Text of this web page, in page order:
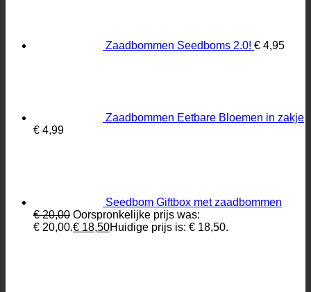
Zaadbommen Seedboms 2.0! € 4,95
Zaadbommen Eetbare Bloemen in zakje
€ 4,99
Seedbom Giftbox met zaadbommen
€20,00 Oorspronkelijke prijs was:
€ 20,00.€ 18,50Huidige prijs is: € 18,50.